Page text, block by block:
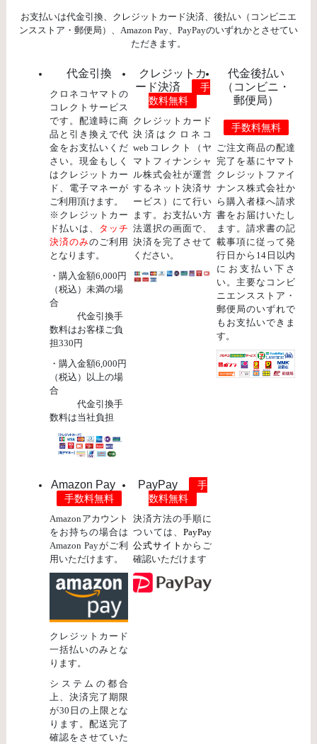
お支払いは代金引換、クレジットカード決済、後払い（コンビニエ
ンスストア・郵便局）、Amazon Pay、PayPayのいずれかとさせてい
ただきます。
代金引換
クロネコヤマトの
コレクトサービス
です。配達時に商
品と引き換えで代
金をお支払いくだ
さい。現金もしく
はクレジットカー
ド、電子マネーが
ご利用頂けます。
※クレジットカー
ド払いは、 タッチ
決済のみのご利用
となります。
・購入金額6,000円
（税込）未満の場
合
代金引換手
数料はお客様ご負
担330円
・購入金額6,000円
（税込）以上の場
合
代金引換手
数料は当社負担
クレジットカ
ード決済
手
数料無料
クレジットカード
決済はクロネコ
webコレクト（ヤ
マトフィナンシャ
ル株式会社が運営
するネット決済サ
ービス）にて行い
ます。お支払い方
法選択の画面で、
決済を完了させて
ください。
代金後払い
（コンビニ・
郵便局）
手数料無料
ご注文商品の配達
完了を基にヤマト
クレジットファイ
ナンス株式会社か
ら購入者様へ請求
書をお届けいたし
ます。請求書の記
載事項に従って発
行日から14日以内
にお支払い下さ
い。主要なコンビ
ニエンスストア・
郵便局のいずれで
もお支払いできま
す。
Amazon Pay
手数料無料
Amazonアカウント
をお持ちの場合は
Amazon Payがご利
用いただけます。
クレジットカード
一括払いのみとな
ります。
システムの都合
上、決済完了期限
が30日の上限とな
ります。配送完了
確認をさせていた
PayPay
手
数料無料
決済方法の手順に
ついては、PayPay
公式サイトからご
確認いただけます